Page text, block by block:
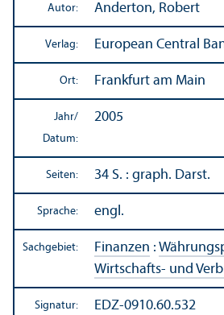
Autor: Anderton, Robert
Verlag: European Central
Ort: Frankfurt am Main
Jahr/
Datum:
2005
Seiten: 34 S. : graph. Darst.
Sprache: engl.
Sachgebiet: Finanzen :
Wirtschafts- und
Signatur: EDZ-0910.60.532